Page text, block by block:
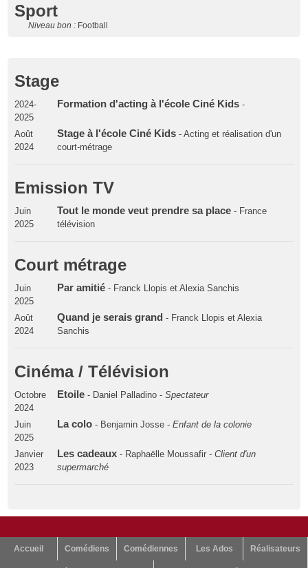
Sport
Niveau bon : Football
Stage
2024-
2025
Formation d'acting à l'école Ciné Kids-
Août
2024
Stage à l'école Ciné Kids- Acting et réalisation d'un
court-métrage
Emission TV
Juin
2025
Tout le monde veut prendre sa place- France
télévision
Court métrage
Juin
2025
Par amitié- Franck Llopis et Alexia Sanchis
Août
2024
Quand je serais grand - Franck Llopis et Alexia
Sanchis
Cinéma / Télévision
Octobre
2024
Etoile- Daniel Palladino - Spectateur
Juin
2025
La colo- Benjamin Josse - Enfant de la colonie
Janvier
2023
Les cadeaux- Raphaëlle Moussafir - Client d'un
supermarché
Accueil Comédiens Comédiennes Les Ados Réalisateurs